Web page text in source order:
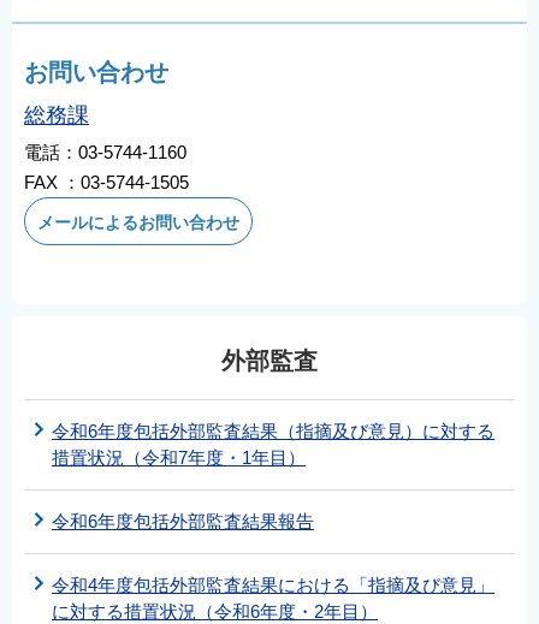
お問い合わせ
総務課
電話：03-5744-1160
FAX ：03-5744-1505
メールによるお問い合わせ
外部監査
令和6年度包括外部監査結果（指摘及び意見）に対する
措置状況（令和7年度・1年目）
令和6年度包括外部監査結果報告
令和4年度包括外部監査結果における「指摘及び意見」
に対する措置状況（令和6年度・2年目）